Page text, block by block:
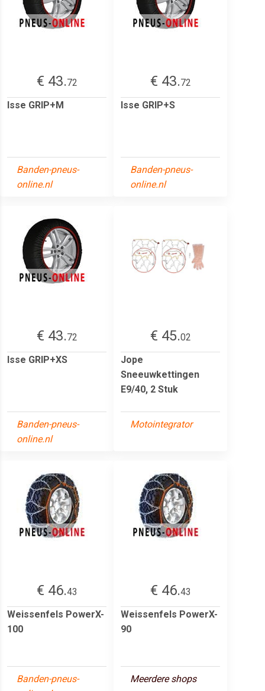
€ 43.72
Isse GRIP+M
Banden-pneus-
online.nl
€ 43.72
Isse GRIP+S
Banden-pneus-
online.nl
€ 43.72
Isse GRIP+XS
Banden-pneus-
online.nl
€ 45.02
Jope
Sneeuwkettingen
E9/40, 2 Stuk
Motointegrator
€ 46.43
Weissenfels PowerX-
100
Banden-pneus-
€ 46.43
Weissenfels PowerX-
90
Meerdere shops